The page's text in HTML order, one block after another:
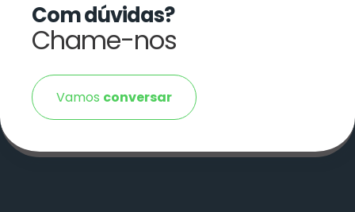
Com dúvidas?
Chame-nos
Vamos conversar